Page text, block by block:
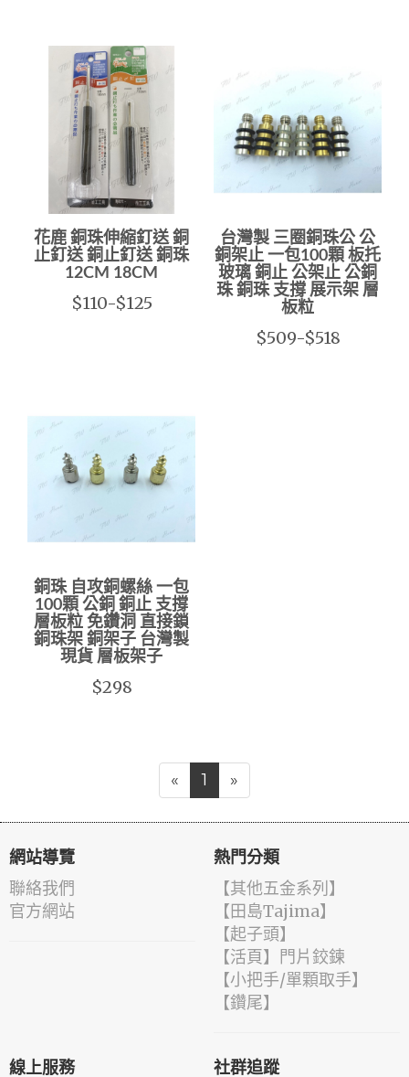
花鹿 銅珠伸縮釘送 銅
止釘送 銅止釘送 銅珠
12CM 18CM
$110-$125
台灣製 三圈銅珠公 公
銅架止 一包100顆 板托
玻璃 銅止 公架止 公銅
珠 銅珠 支撐 展示架 層
板粒
$509-$518
銅珠 自攻銅螺絲 一包
100顆 公銅 銅止 支撐
層板粒 免鑽洞 直接鎖
銅珠架 銅架子 台灣製
現貨 層板架子
$298
« 1 »
網站導覽
聯絡我們
官方網站
熱門分類
【其他五金系列】
【田島Tajima】
【起子頭】
【活頁】門片鉸鍊
【小把手/單顆取手】
【鑽尾】
線上服務 社群追蹤